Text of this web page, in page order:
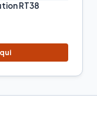
RT38